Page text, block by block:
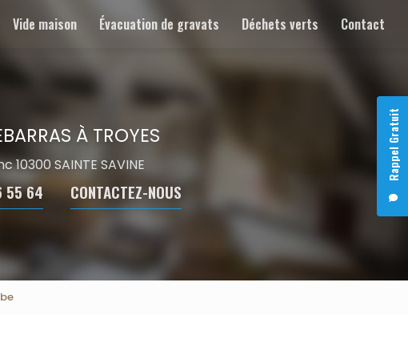
Rappel Gratuit
Vide maison Évacuation de gravats Déchets verts Contact
À TROYES
10300 SAINTE SAVINE
55 64 CONTACTEZ-NOUS